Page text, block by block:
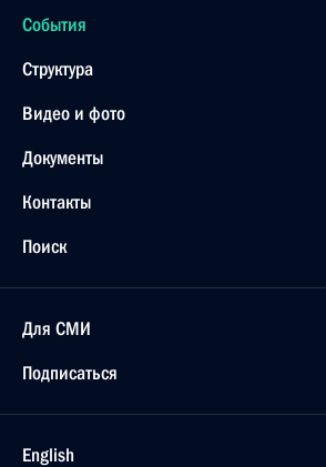
События
Структура
Видео и фото
Документы
Контакты
Поиск
Для СМИ
Подписаться
English